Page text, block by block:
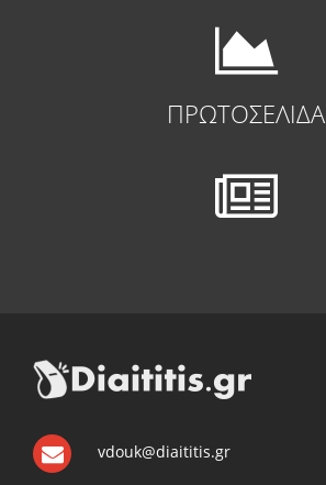
ΠΡΩΤΟΣΕΛΙΔΑ
vdouk@diaititis.gr